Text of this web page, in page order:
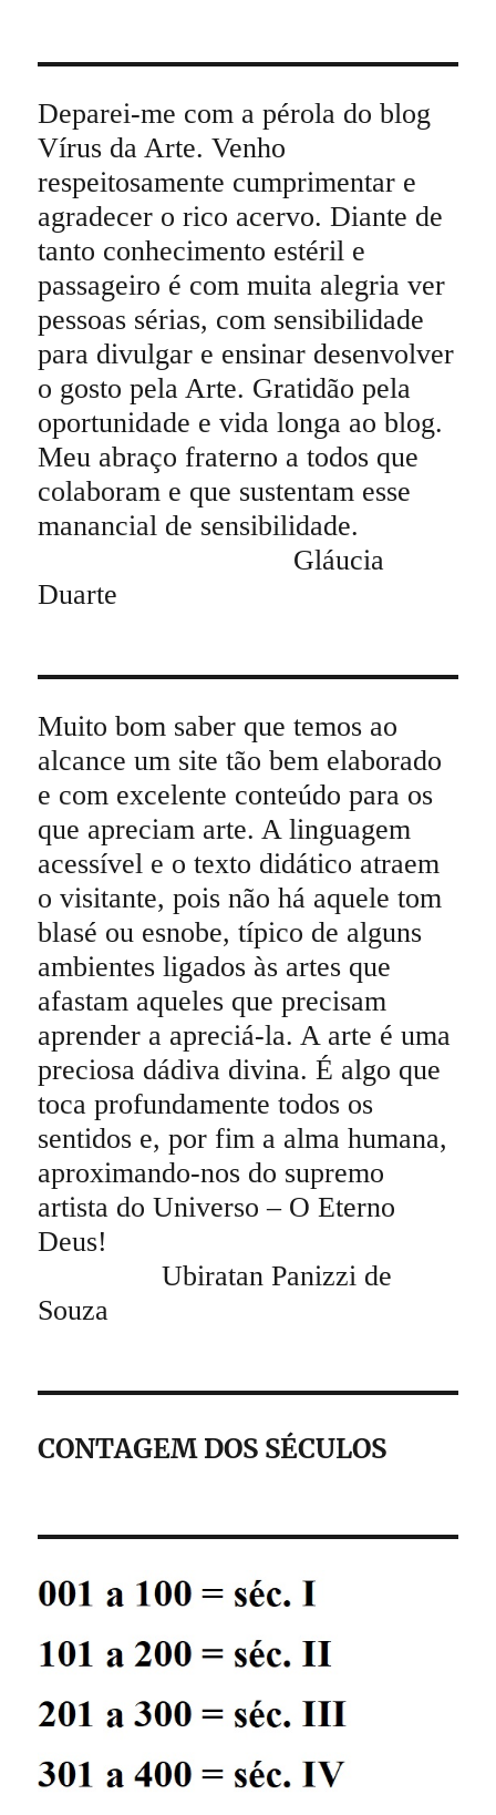
Deparei-me com a pérola do blog
Vírus da Arte. Venho
respeitosamente cumprimentar e
agradecer o rico acervo. Diante de
tanto conhecimento estéril e
passageiro é com muita alegria ver
pessoas sérias, com sensibilidade
para divulgar e ensinar desenvolver
o gosto pela Arte. Gratidão pela
oportunidade e vida longa ao blog.
Meu abraço fraterno a todos que
colaboram e que sustentam esse
manancial de sensibilidade.
Gláucia
Duarte
Muito bom saber que temos ao
alcance um site tão bem elaborado
e com excelente conteúdo para os
que apreciam arte. A linguagem
acessível e o texto didático atraem
o visitante, pois não há aquele tom
blasé ou esnobe, típico de alguns
ambientes ligados às artes que
afastam aqueles que precisam
aprender a apreciá-la. A arte é uma
preciosa dádiva divina. É algo que
toca profundamente todos os
sentidos e, por fim a alma humana,
aproximando-nos do supremo
artista do Universo – O Eterno
Deus!
Ubiratan Panizzi de
Souza
CONTAGEM DOS SÉCULOS